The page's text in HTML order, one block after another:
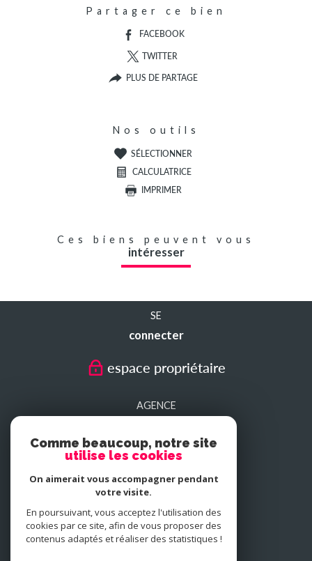
Partager ce bien
FACEBOOK
TWITTER
PLUS DE PARTAGE
Nos outils
SÉLECTIONNER
CALCULATRICE
IMPRIMER
Ces biens peuvent vous
intéresser
SE
connecter
espace propriétaire
AGENCE
CHARLEVILLE-MEZIERES
NOUS
Comme beaucoup, notre site
utilise les cookies
On aimerait vous accompagner pendant
votre visite.
En poursuivant, vous acceptez l'utilisation des
cookies par ce site, afin de vous proposer des
contenus adaptés et réaliser des statistiques !